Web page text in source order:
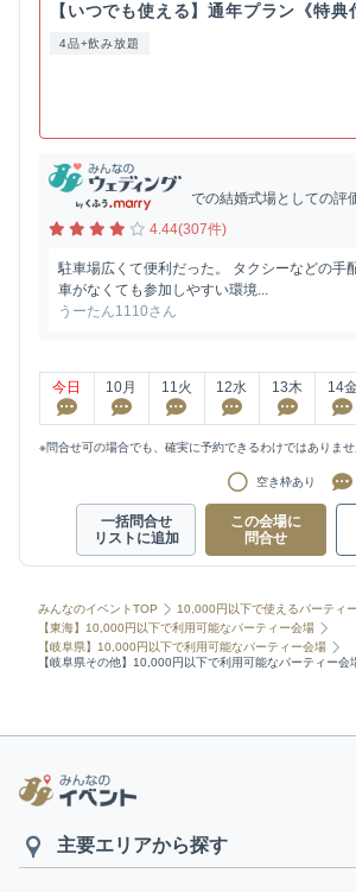
【いつでも使える】通年プラン《特典
4品+飲み放題
での結婚式場としての評
4.44(307件)
駐車場広くて便利だった。 タクシーなどの手
車がなくても参加しやすい環境...
うーたん1110さん
今日 10月 11火 12水 13木 14
※問合せ可の場合でも、確実に予約できるわけではありませ
空き枠あり
一括問合せ
リストに追加
この会場に
問合せ
みんなのイベントTOP
10,000円以下で使えるパーティ
【東海】10,000円以下で利用可能なパーティー会場
【岐阜県】10,000円以下で利用可能なパーティー会場
【岐阜県その他】10,000円以下で利用可能なパーティー会
主要エリアから探す